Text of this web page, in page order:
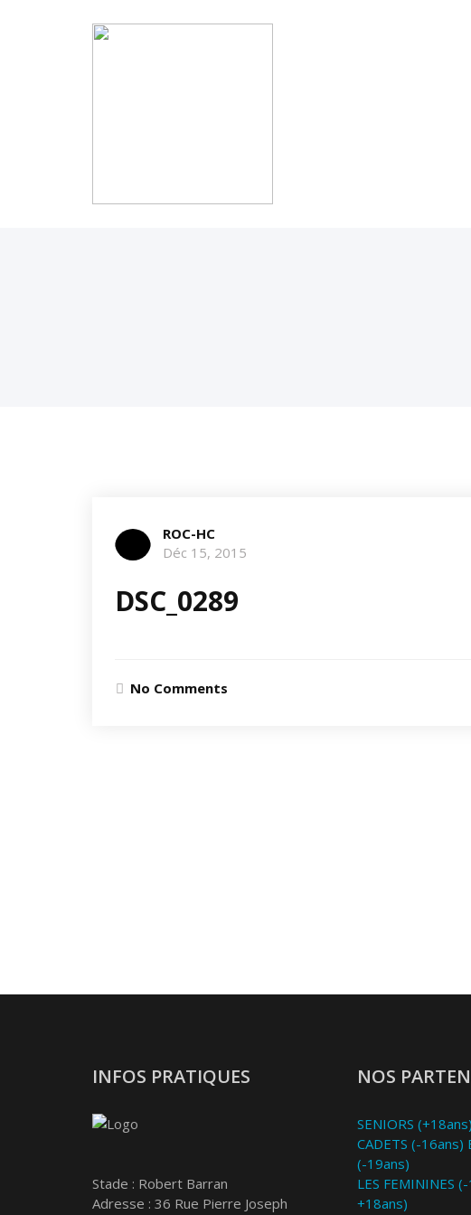
ROC-HC
Déc 15, 2015
DSC_0289
No Comments
INFOS PRATIQUES
Stade : Robert Barran
Adresse : 36 Rue Pierre Joseph
NOS
SENIORS (+18ans)
CADETS (-16ans)
(-19ans)
LES FEMININES
+18ans)